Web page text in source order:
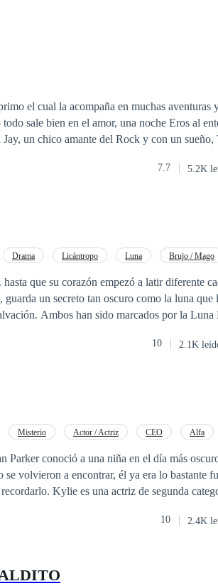
aventuras y momentos
¿Eros será correspondida?.
7.7 5.2K
Drama Licántropo Luna
Brujo / Mago
que su corazón empezó a latir diferente
un secreto tan oscuro como la luna que
Ambos han sido marcados por la
inevitable. Pero cuanto más se acercan, más
10 2.1K
Misterio Actor / Actriz CEO Alfa
conoció a una niña en el día más
volvieron a encontrar, él ya era lo bastante
Kylie es una actriz de segunda
podría sobrevivir si se hacía más fuerte.
10 2.4K